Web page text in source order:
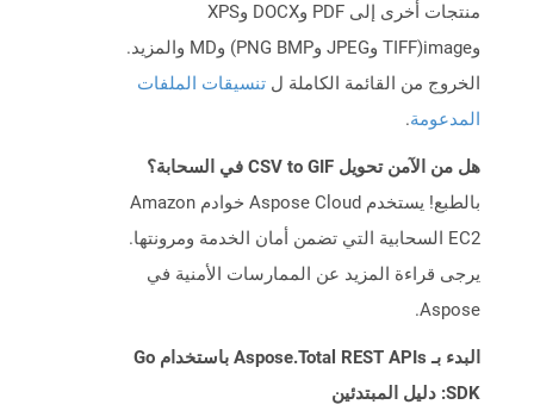
منتجات أخرى إلى PDF وDOCX وXPS
وimage(TIFF وJPEG وPNG BMP) وMD والمزيد.
الخروج من القائمة الكاملة ل تنسيقات الملفات
المدعومة.
هل من الآمن تحويل CSV to GIF في السحابة؟
بالطبع! يستخدم Aspose Cloud خوادم Amazon
EC2 السحابية التي تضمن أمان الخدمة ومرونتها.
يرجى قراءة المزيد عن الممارسات الأمنية في
Aspose.
البدء بـ Aspose.Total REST APIs باستخدام Go
SDK: دليل المبتدئين